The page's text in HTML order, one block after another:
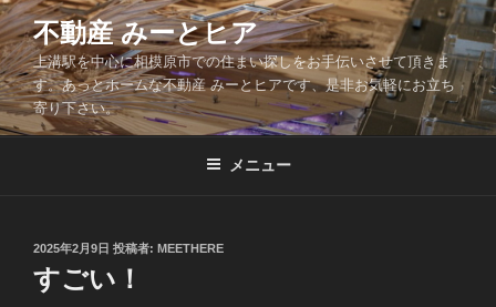
コ
ン
テ
ン
ツ
不動産 みーとヒア
上溝駅を中心に相模原市での住まい探しをお手伝いさせて頂きま
す。あっとホームな不動産 みーとヒアです、是非お気軽にお立ち
寄り下さい。
メニュー
投
日:
2025年2月9日 投稿者: MEETHERE
すごい！